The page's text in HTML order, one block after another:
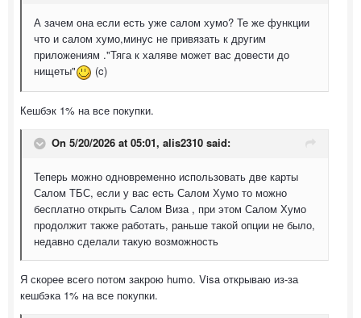
А зачем она если есть уже салом хумо? Те же функции
что и салом хумо,минус не привязать к другим
приложениям ."Тяга к халяве может вас довести до
нищеты"
(c)
Кешбэк 1% на все покупки.
On 5/20/2026 at 05:01, alis2310 said:
Теперь можно одновременно использовать две карты
Салом ТБС, если у вас есть Салом Хумо то можно
бесплатно открыть Салом Виза , при этом Салом Хумо
продолжит также работать, раньше такой опции не было,
недавно сделали такую возможность
Я скорее всего потом закрою humo. Visa открываю из-за
кешбэка 1% на все покупки.